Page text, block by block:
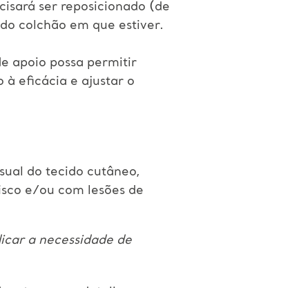
ser reposicionado (de
colchão em que estiver.
apoio possa permitir
à eficácia e ajustar o
do tecido cutâneo,
e/ou com lesões de
a necessidade de